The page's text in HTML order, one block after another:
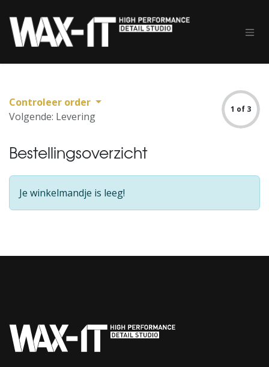
Controleer order
Volgende: Levering
1 of 3
Bestellingsoverzicht
Je winkelmandje is leeg!